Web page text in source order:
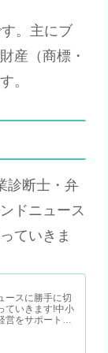
。主にブ
産（商標・
。
診断士・弁
ドニュース
ていきま
ースに勝手に切
ていきます!中小
営をサポートす